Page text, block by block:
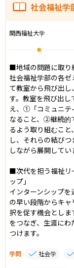
社会福祉学
関西福祉大学
■地域の問題に取り
社会福祉学部の各
て教室から飛び出
す。教室を飛び出し
え、①「コミュニテ
なること、②継続的
るよう取り組むこ
し、それらの結び
しながら展開してい
■次代を担う福祉リ
ップ」
インターンシップ
の早い段階からキ
択を促す機会とし
をつなぎ、生涯に
つけます。
学問 社会学